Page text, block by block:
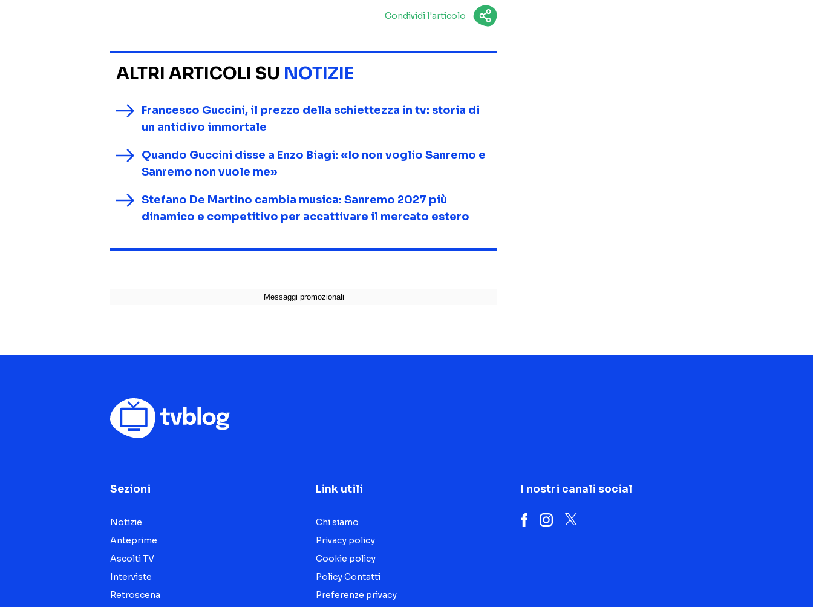
Condividi l'articolo
ALTRI ARTICOLI SU NOTIZIE
Francesco Guccini, il prezzo della schiettezza in tv: storia di
un antidivo immortale
Quando Guccini disse a Enzo Biagi: «Io non voglio Sanremo e
Sanremo non vuole me»
Stefano De Martino cambia musica: Sanremo 2027 più
dinamico e competitivo per accattivare il mercato estero
Sezioni
Notizie
Anteprime
Ascolti TV
Interviste
Retroscena
Link utili
Chi siamo
Privacy policy
Cookie policy
Policy Contatti
Preferenze privacy
I nostri canali social